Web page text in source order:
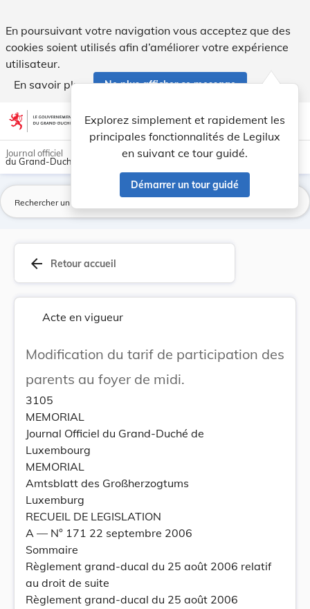
En poursuivant votre navigation vous acceptez que des
cookies soient utilisés afin d’améliorer votre expérience
utilisateur.
En savoir plus
Ne plus afficher ce message
Aller au contenu account_circle help Aide
Explorez simplement et rapidement les
principales fonctionnalités de Legilux
en suivant ce tour guidé.
Démarrer un tour guidé
light_mode dark_mode
Journal officiel
du Grand-Duché de Luxembourg
arrow_back Retour accueil
Acte en vigueur
Modification du tarif de participation des
parents au foyer de midi.
3105
MEMORIAL
Journal Officiel du Grand-Duché de
Luxembourg
MEMORIAL
Amtsblatt des Großherzogtums
Luxemburg
RECUEIL DE LEGISLATION
A –– N° 171 22 septembre 2006
Sommaire
Règlement grand-ducal du 25 août 2006 relatif
au droit de suite
Règlement grand-ducal du 25 août 2006